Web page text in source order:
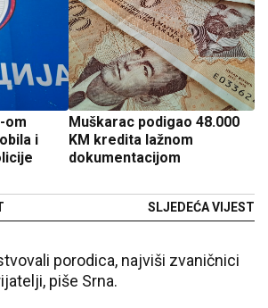
om
i
Muškarac podigao 48.000
KM kredita lažnom
dokumentacijom
SLJEDEĆA VIJEST
porodica, najviši zvaničnici
piše Srna.